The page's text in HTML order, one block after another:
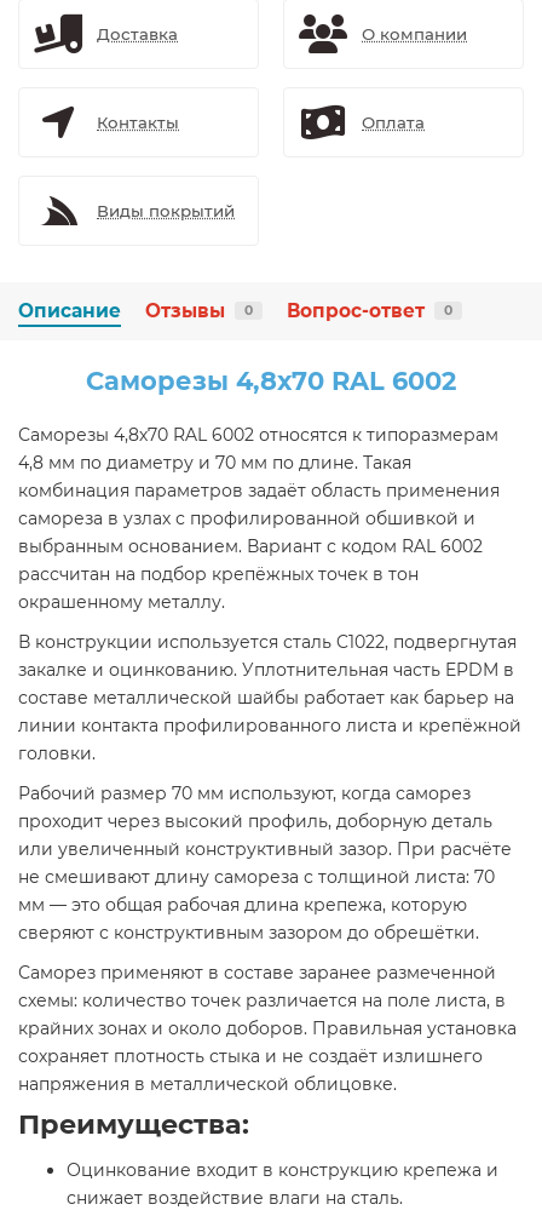
Доставка О компании
Контакты Оплата
Виды покрытий
Описание Отзывы 0 Вопрос-ответ 0
Саморезы 4,8х70 RAL 6002
Саморезы 4,8х70 RAL 6002 относятся к типоразмерам
4,8 мм по диаметру и 70 мм по длине. Такая
комбинация параметров задаёт область применения
самореза в узлах с профилированной обшивкой и
выбранным основанием. Вариант с кодом RAL 6002
рассчитан на подбор крепёжных точек в тон
окрашенному металлу.
В конструкции используется сталь C1022, подвергнутая
закалке и оцинкованию. Уплотнительная часть EPDM в
составе металлической шайбы работает как барьер на
линии контакта профилированного листа и крепёжной
головки.
Рабочий размер 70 мм используют, когда саморез
проходит через высокий профиль, доборную деталь
или увеличенный конструктивный зазор. При расчёте
не смешивают длину самореза с толщиной листа: 70
мм — это общая рабочая длина крепежа, которую
сверяют с конструктивным зазором до обрешётки.
Саморез применяют в составе заранее размеченной
схемы: количество точек различается на поле листа, в
крайних зонах и около доборов. Правильная установка
сохраняет плотность стыка и не создаёт излишнего
напряжения в металлической облицовке.
Преимущества:
Оцинкование входит в конструкцию крепежа и
снижает воздействие влаги на сталь.